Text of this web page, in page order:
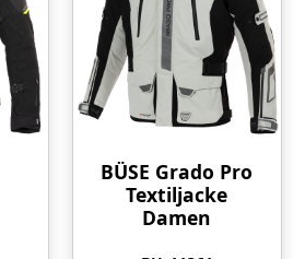
BÜSE Grado Pro
Textiljacke
Damen